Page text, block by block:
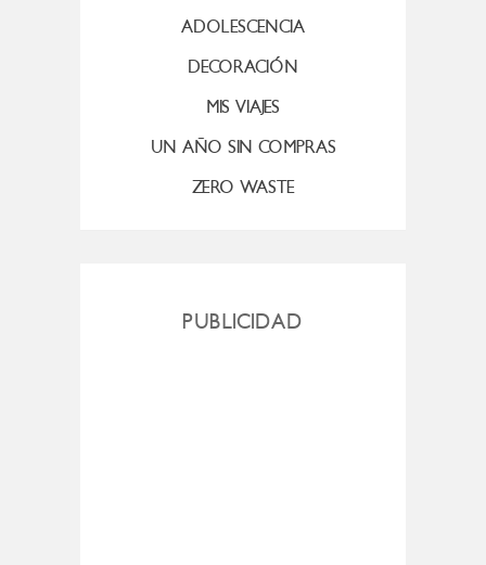
ADOLESCENCIA
DECORACIÓN
MIS VIAJES
UN AÑO SIN COMPRAS
ZERO WASTE
PUBLICIDAD